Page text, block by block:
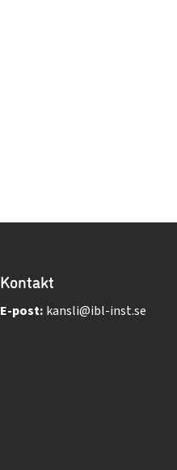
Kontakt
E-post: kansli@ibl-inst.se